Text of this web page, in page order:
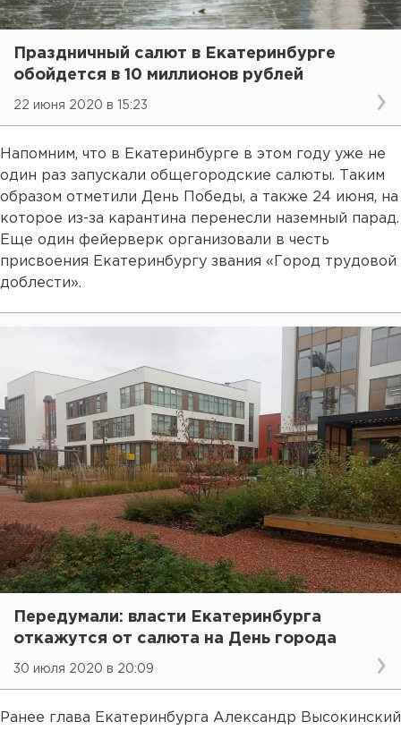
Праздничный салют в Екатеринбурге
обойдется в 10 миллионов рублей
22 июня 2020 в 15:23
Напомним, что в Екатеринбурге в этом году уже не
один раз запускали общегородские салюты. Таким
образом отметили День Победы, а также 24 июня, на
которое из-за карантина перенесли наземный парад.
Еще один фейерверк организовали в честь
присвоения Екатеринбургу звания «Город трудовой
доблести».
Передумали: власти Екатеринбурга
откажутся от салюта на День города
30 июля 2020 в 20:09
Ранее глава Екатеринбурга Александр Высокинский